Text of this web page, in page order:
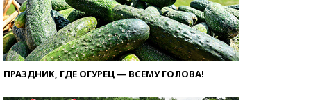
ПРАЗДНИК, ГДЕ ОГУРЕЦ — ВСЕМУ ГОЛОВА!